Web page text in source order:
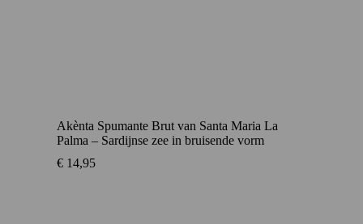
Akènta Spumante Brut van Santa Maria La
Palma – Sardijnse zee in bruisende vorm
€ 14,95